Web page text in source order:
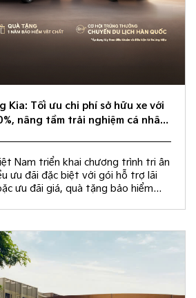
Kia: Tối ưu chi phí sở hữu xe với
nâng tầm trải nghiệm cá nhân
Nam triển khai chương trình tri ân
ưu đãi đặc biệt với gói hỗ trợ lãi
ưu đãi giá, quà tặng bảo hiểm